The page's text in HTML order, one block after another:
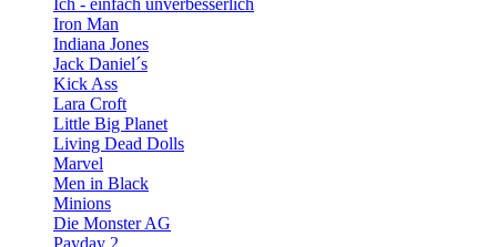
Ich - einfach unverbesserlich
Iron Man
Indiana Jones
Jack Daniel´s
Kick Ass
Lara Croft
Little Big Planet
Living Dead Dolls
Marvel
Men in Black
Minions
Die Monster AG
Payday 2